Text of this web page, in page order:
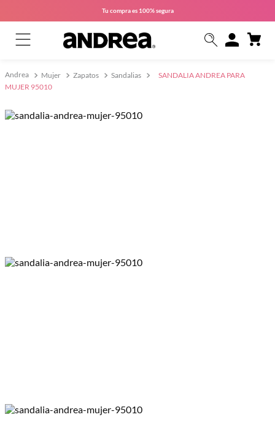
Tu compra es 100% segura
Mujer Zapatos Sandalias
SANDALIA ANDREA PARA
MUJER 95010